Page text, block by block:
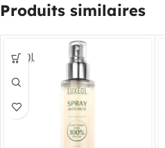
Produits similaires